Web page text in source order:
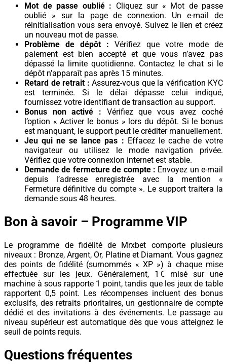
Mot de passe oublié : Cliquez sur « Mot de passe
oublié » sur la page de connexion. Un e-mail de
réinitialisation vous sera envoyé. Suivez le lien et créez
un nouveau mot de passe.
Problème de dépôt : Vérifiez que votre mode de
paiement est bien accepté et que vous n’avez pas
dépassé la limite quotidienne. Contactez le chat si le
dépôt n’apparaît pas après 15 minutes.
Retard de retrait : Assurez-vous que la vérification KYC
est terminée. Si le délai dépasse celui indiqué,
fournissez votre identifiant de transaction au support.
Bonus non activé : Vérifiez que vous avez coché
l’option « Activer le bonus » lors du dépôt. Si le bonus
est manquant, le support peut le créditer manuellement.
Jeu qui ne se lance pas : Effacez le cache de votre
navigateur ou utilisez le mode navigation privée.
Vérifiez que votre connexion internet est stable.
Demande de fermeture de compte : Envoyez un e-mail
depuis l’adresse enregistrée avec la mention «
Fermeture définitive du compte ». Le support traitera la
demande sous 48 heures.
Bon à savoir – Programme VIP
Le programme de fidélité de Mrxbet comporte plusieurs
niveaux : Bronze, Argent, Or, Platine et Diamant. Vous gagnez
des points de fidélité (surnommés « XP ») à chaque mise
effectuée sur les jeux. Généralement, 1 € misé sur une
machine à sous rapporte 1 point, tandis que les jeux de table
rapportent 0,5 point. Les récompenses incluent des bonus
exclusifs, des retraits prioritaires, un gestionnaire de compte
dédié et des invitations à des événements. Le passage au
niveau supérieur est automatique dès que vous atteignez le
seuil de points requis.
Questions fréquentes